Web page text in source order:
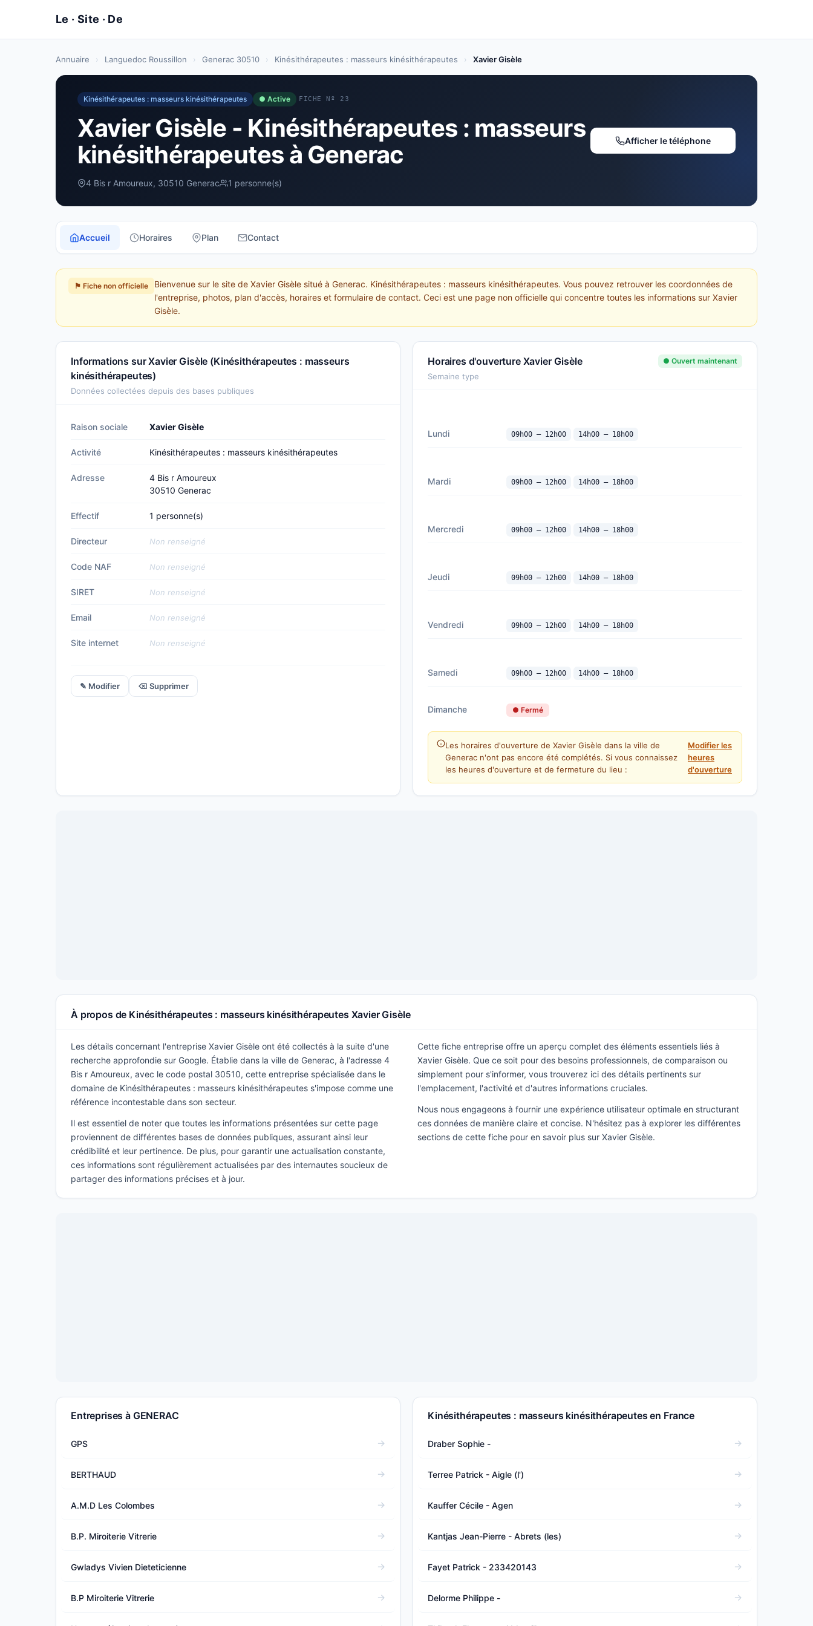
Annuaire › Languedoc Roussillon › Generac 30510 › Kinésithérapeutes : masseurs kinésithérapeutes › Xavier Gisèle
Kinésithérapeutes : masseurs kinésithérapeutes ● Active FICHE Nº 23
Xavier Gisèle - Kinésithérapeutes : masseurs
kinésithérapeutes à Generac
4 Bis r Amoureux, 30510 Generac 1 personne(s)
Afficher le téléphone
Accueil Horaires Plan Contact
⚑ Fiche non officielle
Bienvenue sur le site de Xavier Gisèle situé à Generac. Kinésithérapeutes : masseurs kinésithérapeutes. Vous pouvez retrouver les coordonnées de
l'entreprise, photos, plan d'accès, horaires et formulaire de contact. Ceci est une page non officielle qui concentre toutes les informations sur Xavier
Gisèle.
Informations sur Xavier Gisèle (Kinésithérapeutes : masseurs
kinésithérapeutes)
Données collectées depuis des bases publiques
Raison sociale Xavier Gisèle
Activité Kinésithérapeutes : masseurs kinésithérapeutes
Adresse
4 Bis r Amoureux
30510 Generac
Effectif 1 personne(s)
Directeur Non renseigné
Code NAF Non renseigné
SIRET Non renseigné
Email Non renseigné
Site internet Non renseigné
✎ Modifier ⌫ Supprimer
Horaires d'ouverture Xavier Gisèle ● Ouvert maintenant
Semaine type
Lundi 09h00 — 12h00 14h00 — 18h00
Mardi 09h00 — 12h00 14h00 — 18h00
Mercredi 09h00 — 12h00 14h00 — 18h00
Jeudi 09h00 — 12h00 14h00 — 18h00
Vendredi 09h00 — 12h00 14h00 — 18h00
Samedi 09h00 — 12h00 14h00 — 18h00
Dimanche ● Fermé
Les horaires d'ouverture de Xavier Gisèle dans la ville de
Generac n'ont pas encore été complétés. Si vous connaissez
les heures d'ouverture et de fermeture du lieu :
Modifier les
heures
d'ouverture
À propos de Kinésithérapeutes : masseurs kinésithérapeutes Xavier Gisèle
Les détails concernant l'entreprise Xavier Gisèle ont été collectés à la suite d'une
recherche approfondie sur Google. Établie dans la ville de Generac, à l'adresse 4
Bis r Amoureux, avec le code postal 30510, cette entreprise spécialisée dans le
domaine de Kinésithérapeutes : masseurs kinésithérapeutes s'impose comme une
référence incontestable dans son secteur.
Il est essentiel de noter que toutes les informations présentées sur cette page
proviennent de différentes bases de données publiques, assurant ainsi leur
crédibilité et leur pertinence. De plus, pour garantir une actualisation constante,
ces informations sont régulièrement actualisées par des internautes soucieux de
partager des informations précises et à jour.
Cette fiche entreprise offre un aperçu complet des éléments essentiels liés à
Xavier Gisèle. Que ce soit pour des besoins professionnels, de comparaison ou
simplement pour s'informer, vous trouverez ici des détails pertinents sur
l'emplacement, l'activité et d'autres informations cruciales.
Nous nous engageons à fournir une expérience utilisateur optimale en structurant
ces données de manière claire et concise. N'hésitez pas à explorer les différentes
sections de cette fiche pour en savoir plus sur Xavier Gisèle.
Entreprises à GENERAC
GPS
BERTHAUD
A.M.D Les Colombes
B.P. Miroiterie Vitrerie
Gwladys Vivien Dieteticienne
B.P Miroiterie Vitrerie
Kinésithérapeutes : masseurs kinésithérapeutes en France
Draber Sophie -
Terree Patrick - Aigle (l')
Kauffer Cécile - Agen
Kantjas Jean-Pierre - Abrets (les)
Fayet Patrick - 233420143
Delorme Philippe -